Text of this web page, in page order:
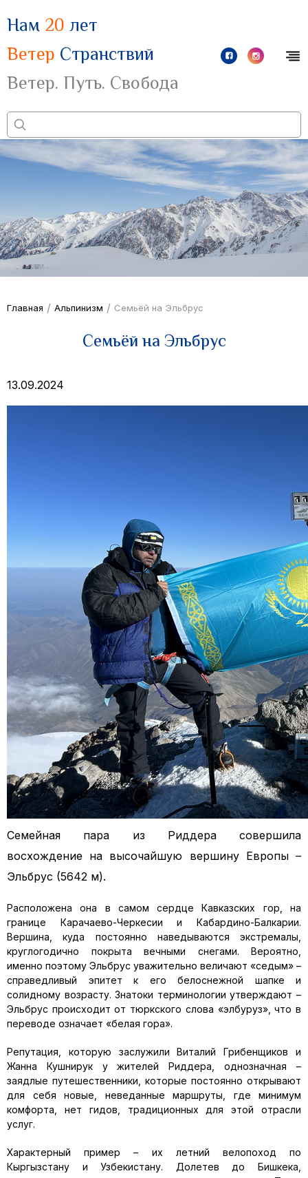
Нам 20 лет
Ветер Странствий
Ветер. Путь. Свобода
Главная / Альпинизм / Семьёй на Эльбрус
Семьёй на Эльбрус
13.09.2024
Семейная пара из Риддера совершила
восхождение на высочайшую вершину Европы –
Эльбрус (5642 м).
Расположена она в самом сердце Кавказских гор, на
границе Карачаево-Черкесии и Кабардино-Балкарии.
Вершина, куда постоянно наведываются экстремалы,
круглогодично покрыта вечными снегами. Вероятно,
именно поэтому Эльбрус уважительно величают «седым» –
справедливый эпитет к его белоснежной шапке и
солидному возрасту. Знатоки терминологии утверждают –
Эльбрус происходит от тюркского слова «элбуруз», что в
переводе означает «белая гора».
Репутация, которую заслужили Виталий Грибенщиков и
Жанна Кушнирук у жителей Риддера, однозначная –
заядлые путешественники, которые постоянно открывают
для себя новые, неведанные маршруты, где минимум
комфорта, нет гидов, традиционных для этой отрасли
услуг.
Характерный пример – их летний велопоход по
Кыргызстану и Узбекистану. Долетев до Бишкека,